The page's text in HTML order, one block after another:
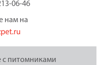
06-46
нам на
питомниками